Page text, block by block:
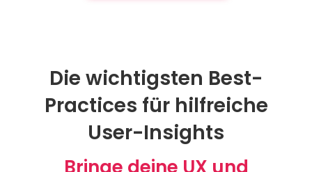
Die wichtigsten Best-
Practices für hilfreiche
User-Insights